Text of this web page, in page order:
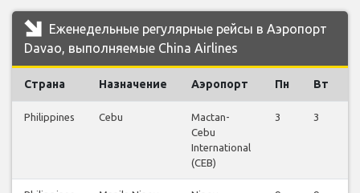
Еженедельные регулярные рейсы в Аэропорт
Davao, выполняемые China Airlines
Страна Назначение Аэропорт Пн Вт
Philippines Cebu
Mactan-
Cebu
International
(CEB)
3 3